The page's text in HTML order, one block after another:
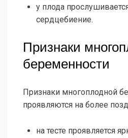
у плода
сердцебиение.
Признаки
беременности
Признаки многоплодной
проявляются на более
на тесте проявляется